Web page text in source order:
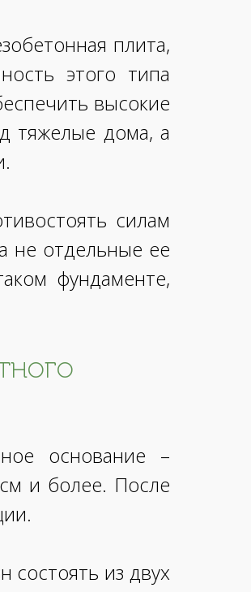
плита,
этого типа
высокие
тяжелые дома, а
силам
не отдельные ее
фундаменте,
основание –
и более. После
состоять из двух